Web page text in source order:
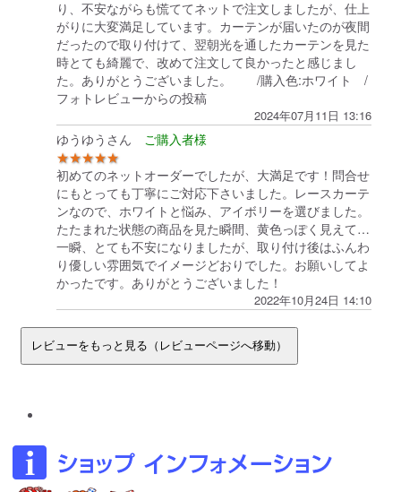
り、不安ながらも慌ててネットで注文しましたが、仕上
がりに大変満足しています。カーテンが届いたのが夜間
だったので取り付けて、翌朝光を通したカーテンを見た
時とても綺麗で、改めて注文して良かったと感じまし
た。ありがとうございました。 /購入色:ホワイト /
フォトレビューからの投稿
2024年07月11日 13:16
ゆうゆうさん
★★★★★
初めてのネットオーダーでしたが、大満足です！問合せ
にもとっても丁寧にご対応下さいました。レースカーテ
ンなので、ホワイトと悩み、アイボリーを選びました。
たたまれた状態の商品を見た瞬間、黄色っぽく見えて…
一瞬、とても不安になりましたが、取り付け後はふんわ
り優しい雰囲気でイメージどおりでした。お願いしてよ
かったです。ありがとうございました！
2022年10月24日 14:10